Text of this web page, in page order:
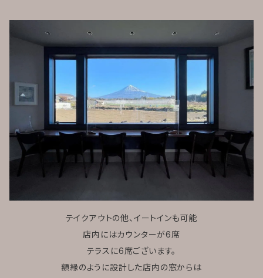
テイクアウトの他、イートインも可能
店内にはカウンターが6席
テラスに6席ございます。
額縁のように設計した店内の窓からは